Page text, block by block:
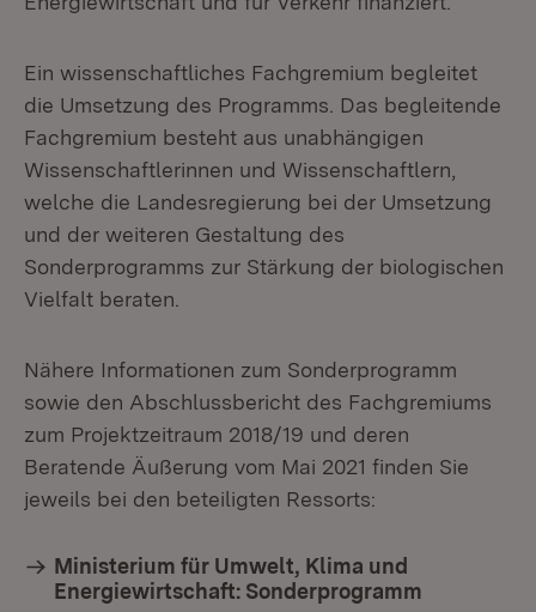
Ein wissenschaftliches Fachgremium begleitet
die Umsetzung des Programms. Das begleitende
Fachgremium besteht aus unabhängigen
Wissenschaftlerinnen und Wissenschaftlern,
welche die Landesregierung bei der Umsetzung
und der weiteren Gestaltung des
Sonderprogramms zur Stärkung der biologischen
Vielfalt beraten.
Nähere Informationen zum Sonderprogramm
sowie den Abschlussbericht des Fachgremiums
zum Projektzeitraum 2018/19 und deren
Beratende Äußerung vom Mai 2021 finden Sie
jeweils bei den beteiligten Ressorts:
Ministerium für Umwelt, Klima und
Energiewirtschaft: Sonderprogramm